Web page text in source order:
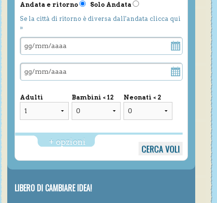
Andata e ritorno
Solo Andata
Se la città di ritorno è diversa dall'andata clicca qui
»
Adulti Bambini < 12 Neonati < 2
+ opzioni
LIBERO DI CAMBIARE IDEA!